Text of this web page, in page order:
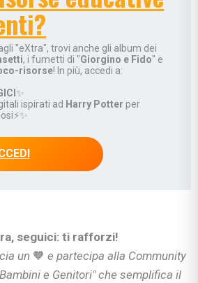
"eXtra", trovi anche gli album dei
, i fumetti di "Giorgino e Fido" e
risorse! In più, accedi a:
✨
ispirati ad Harry Potter per
seguici: ti rafforzi!
un 🧡 e partecipa alla Community
e Genitori" che semplifica il